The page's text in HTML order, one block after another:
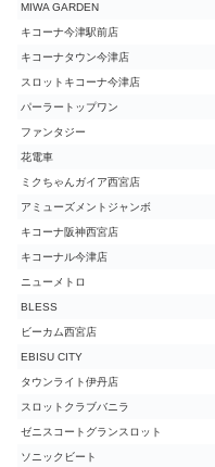
MIWA GARDEN
キコーナ今津駅前店
キコーナタウン今津店
スロットキコーナ今津店
パーラートップワン
ファンタジー
花電車
ミクちゃんガイア西宮店
アミューズメントジャンボ
キコーナ阪神西宮店
キコーナル今津店
ニューメトロ
BLESS
ビーカム西宮店
EBISU CITY
タウンライト伊丹店
スロットクラブバニラ
ゼニスコートグランスロット
ソニックビート